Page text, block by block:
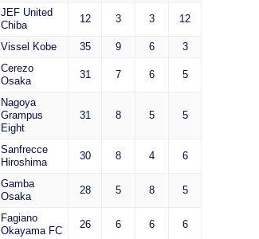
JEF United
Chiba
12 3 3 12
Vissel Kobe 35 9 6 3
Cerezo
Osaka
31 7 6 5
Nagoya
Grampus
Eight
31 8 5 5
Sanfrecce
Hiroshima
30 8 4 6
Gamba
Osaka
28 5 8 5
Fagiano
Okayama FC
26 6 6 6